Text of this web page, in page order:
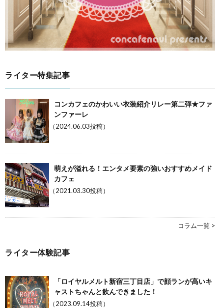
ライター特集記事
コンカフェのかわいい衣装紹介リレー第二弾★ファ
ンファーレ
（2024.06.03投稿）
萌えが溢れる！エンタメ要素の強いおすすめメイド
カフェ
（2021.03.30投稿）
コラム一覧 >
ライター体験記事
「ロイヤルメルト新宿三丁目店」で顔ランが高いキ
ャストちゃんと飲んできました！
（2023.09.14投稿）